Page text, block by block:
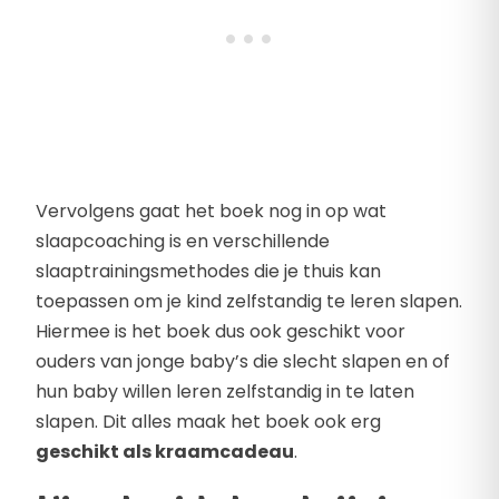
Vervolgens gaat het boek nog in op wat
slaapcoaching is en verschillende
slaaptrainingsmethodes die je thuis kan
toepassen om je kind zelfstandig te leren slapen.
Hiermee is het boek dus ook geschikt voor
ouders van jonge baby’s die slecht slapen en of
hun baby willen leren zelfstandig in te laten
slapen. Dit alles maak het boek ook erg
geschikt als kraamcadeau.